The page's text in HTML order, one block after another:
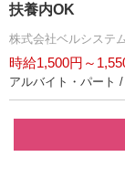
扶養内OK
株式会社ベルシステ
時給1,500円～
アルバイト・パート